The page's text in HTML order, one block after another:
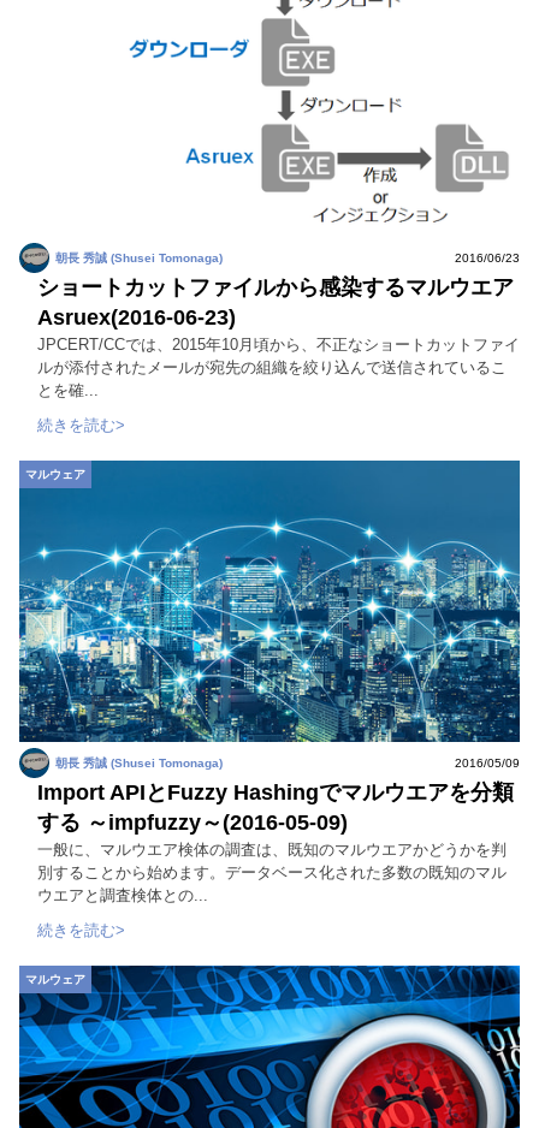
朝長 秀誠 (Shusei Tomonaga) 2016/06/23
ショートカットファイルから感染するマルウエア
Asruex(2016-06-23)
JPCERT/CCでは、2015年10月頃から、不正なショートカットファイ
ルが添付されたメールが宛先の組織を絞り込んで送信されているこ
とを確...
続きを読む>
マルウェア
朝長 秀誠 (Shusei Tomonaga) 2016/05/09
Import APIとFuzzy Hashingでマルウエアを分類
する ～impfuzzy～(2016-05-09)
一般に、マルウエア検体の調査は、既知のマルウエアかどうかを判
別することから始めます。データベース化された多数の既知のマル
ウエアと調査検体との...
続きを読む>
マルウェア